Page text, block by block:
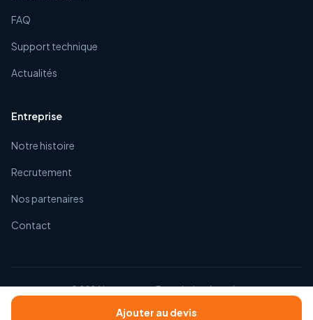
Ajouter au devis
FAQ
Support technique
Actualités
Entreprise
Notre histoire
Recrutement
Nos partenaires
Contact
©2026Impexacom. Tous droits réservés.